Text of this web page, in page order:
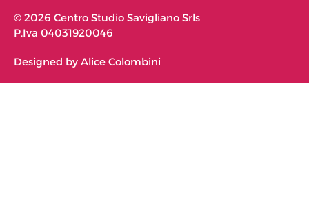
© 2026 Centro Studio Savigliano Srls
P.Iva 04031920046
Designed by Alice Colombini